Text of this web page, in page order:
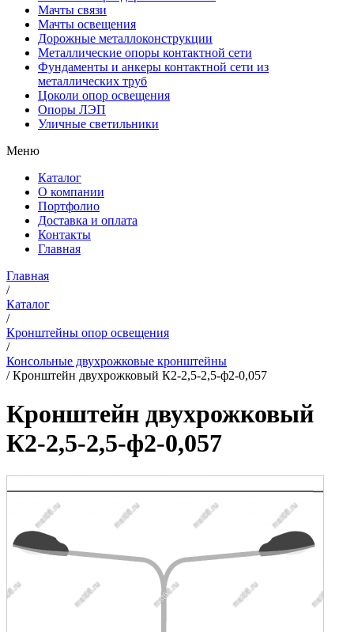
Мачты связи
Мачты освещения
Дорожные металлоконструкции
Металлические опоры контактной сети
Фундаменты и анкеры контактной сети из
металлических труб
Цоколи опор освещения
Опоры ЛЭП
Уличные светильники
Меню
Каталог
О компании
Портфолио
Доставка и оплата
Контакты
Главная
Главная
/
Каталог
/
Кронштейны опор освещения
/
Консольные двухрожковые кронштейны
/Кронштейн двухрожковый К2-2,5-2,5-ф2-0,057
Кронштейн двухрожковый
К2-2,5-2,5-ф2-0,057